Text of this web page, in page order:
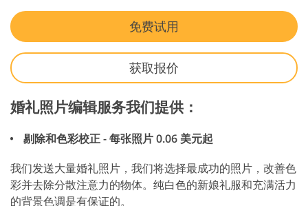
免费试用
获取报价
婚礼照片编辑服务我们提供：
剔除和色彩校正 - 每张照片 0.06 美元起
我们发送大量婚礼照片，我们将选择最成功的照片，改善色
彩并去除分散注意力的物体。纯白色的新娘礼服和充满活力
的背景色调是有保证的。